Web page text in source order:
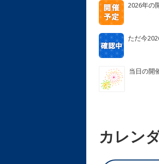
2026年の
ただ今
当日の開
カレン